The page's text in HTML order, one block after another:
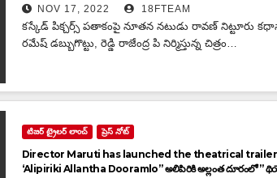
NOV 17, 2022 18FTEAM
కస్కేడ్ పిక్చర్స్ పతాకంపై నూతన నటుడు రావణ్ నిట్టూరు
రమేష్ డబ్బుగొట్టు, రెడ్డి రాజేంద్ర పి నిర్మిస్తున్న చిత్రం…
టిజర్ ట్రైలర్ లాంచ్ ప్రెస్ నోట్
Director Maruti has launched the theatrical
‘Alipiriki Allantha Dooramlo” అలిపిరికి అల్లంత దూరంలో ”